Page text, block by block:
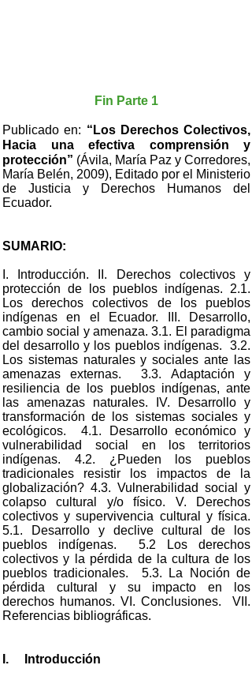
Fin Parte 1
Publicado en: “Los Derechos Colectivos,
Hacia una efectiva comprensión y
protección” (Ávila, María Paz y Corredores,
María Belén, 2009), Editado por el Ministerio
de Justicia y Derechos Humanos del
Ecuador.
SUMARIO:
I. Introducción. II. Derechos colectivos y
protección de los pueblos indígenas. 2.1.
Los derechos colectivos de los pueblos
indígenas en el Ecuador. III. Desarrollo,
cambio social y amenaza. 3.1. El paradigma
del desarrollo y los pueblos indígenas. 3.2.
Los sistemas naturales y sociales ante las
amenazas externas. 3.3. Adaptación y
resiliencia de los pueblos indígenas, ante
las amenazas naturales. IV. Desarrollo y
transformación de los sistemas sociales y
ecológicos. 4.1. Desarrollo económico y
vulnerabilidad social en los territorios
indígenas. 4.2. ¿Pueden los pueblos
tradicionales resistir los impactos de la
globalización? 4.3. Vulnerabilidad social y
colapso cultural y/o físico. V. Derechos
colectivos y supervivencia cultural y física.
5.1. Desarrollo y declive cultural de los
pueblos indígenas. 5.2 Los derechos
colectivos y la pérdida de la cultura de los
pueblos tradicionales. 5.3. La Noción de
pérdida cultural y su impacto en los
derechos humanos. VI. Conclusiones. VII.
Referencias bibliográficas.
I. Introducción